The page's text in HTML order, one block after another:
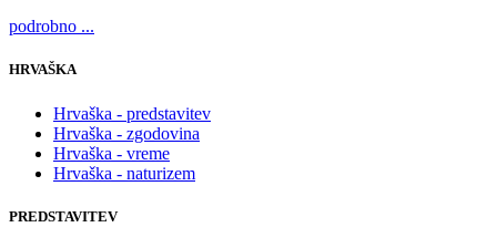
podrobno ...
HRVAŠKA
Hrvaška - predstavitev
Hrvaška - zgodovina
Hrvaška - vreme
Hrvaška - naturizem
PREDSTAVITEV